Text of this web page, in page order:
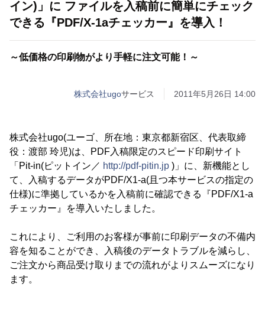
イン)」に ファイルを入稿前に簡単にチェック
できる『PDF/X-1aチェッカー』を導入！
～低価格の印刷物がより手軽に注文可能！～
株式会社ugoサービス 2011年5月26日 14:00
株式会社ugo(ユーゴ、所在地：東京都新宿区、代表取締
役：渡部 玲児)は、PDF入稿限定のスピード印刷サイト
「Pit-in(ピットイン／ http://pdf-pitin.jp )」に、新機能とし
て、入稿するデータがPDF/X1-a(且つ本サービスの指定の
仕様)に準拠しているかを入稿前に確認できる『PDF/X1-a
チェッカー』を導入いたしました。
これにより、ご利用のお客様が事前に印刷データの不備内
容を知ることができ、入稿後のデータトラブルを減らし、
ご注文から商品受け取りまでの流れがよりスムーズになり
ます。